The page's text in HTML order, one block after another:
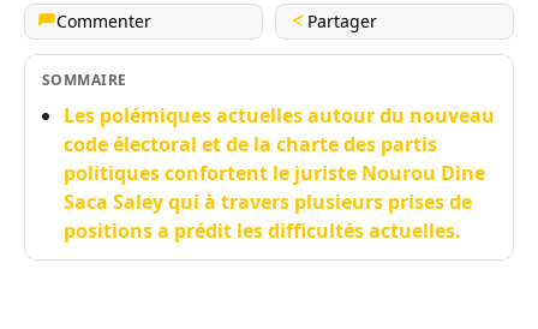
Commenter
Partager
SOMMAIRE
Les polémiques actuelles autour du nouveau
code électoral et de la charte des partis
politiques confortent le juriste Nourou Dine
Saca Saley qui à travers plusieurs prises de
positions a prédit les difficultés actuelles.